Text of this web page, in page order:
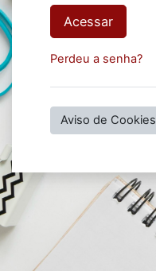
Acessar
Perdeu a senha?
Aviso de Cookies